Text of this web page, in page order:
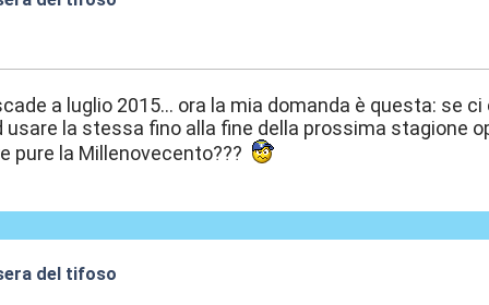
a luglio 2015... ora la mia domanda è questa: se
usare la stessa fino alla fine della prossima stagione
pure la Millenovecento???
del tifoso